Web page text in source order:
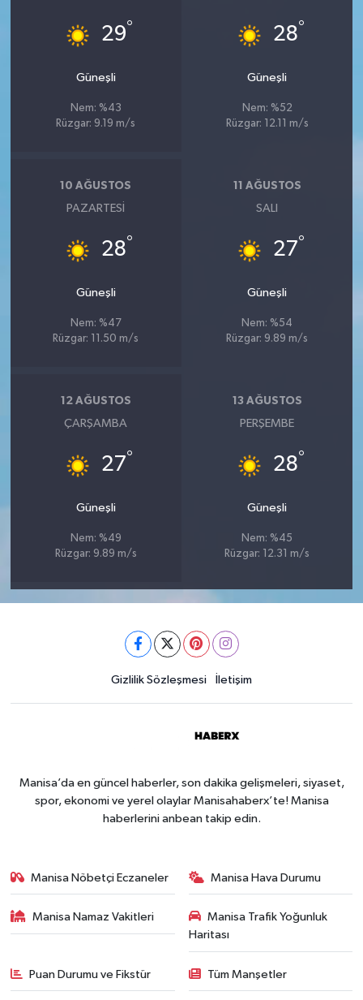
29°
Güneşli
Nem: %43
Rüzgar: 9.19 m/s
28°
Güneşli
Nem: %52
Rüzgar: 12.11 m/s
10 AĞUSTOS
PAZARTESI
28°
Güneşli
Nem: %47
Rüzgar: 11.50 m/s
11 AĞUSTOS
SALI
27°
Güneşli
Nem: %54
Rüzgar: 9.89 m/s
12 AĞUSTOS
ÇARŞAMBA
27°
Güneşli
Nem: %49
Rüzgar: 9.89 m/s
13 AĞUSTOS
PERŞEMBE
28°
Güneşli
Nem: %45
Rüzgar: 12.31 m/s
Gizlilik Sözleşmesi İletişim
Manisa’da en güncel haberler, son dakika gelişmeleri, siyaset,
spor, ekonomi ve yerel olaylar Manisahaberx’te! Manisa
haberlerini anbean takip edin.
Manisa Nöbetçi Eczaneler Manisa Hava Durumu
Manisa Namaz Vakitleri
Manisa Trafik Yoğunluk
Haritası
Puan Durumu ve Fikstür Tüm Manşetler